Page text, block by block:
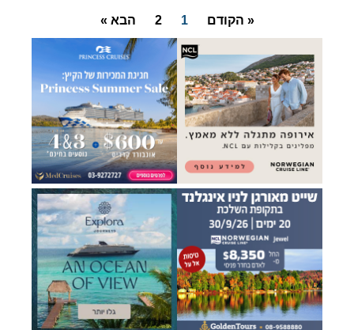
« הקודם 1
2 הבא »